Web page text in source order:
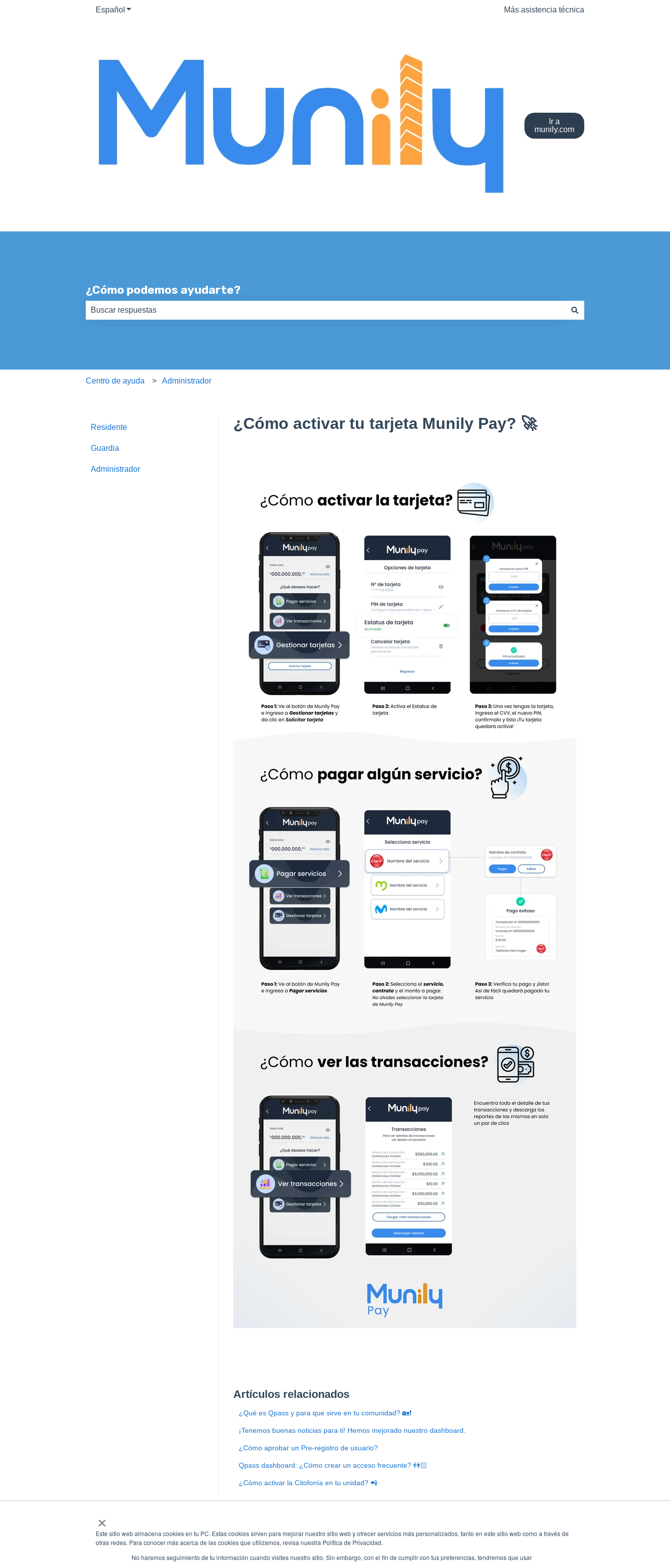
×
Este sitio web almacena cookies en tu PC. Estas cookies sirven para mejorar nuestro sitio web y ofrecer servicios más personalizados, tanto en este sitio web como a través de
otras redes. Para conocer más acerca de las cookies que utilizamos, revisa nuestra Política de Privacidad.
No haremos seguimiento de tu información cuando visites nuestro sitio. Sin embargo, con el fin de cumplir con tus preferencias, tendremos que usar
Español Traducciones de Mostrar submenú de Más asistencia técnica
Ir a
munily.com
¿Cómo podemos ayudarte?
Centro de ayuda Administrador
¿Cómo activar tu tarjeta Munily Pay? 🚀
Artículos relacionados
¿Qué es Qpass y para que sirve en tu comunidad? 🏡❗
¡Tenemos buenas noticias para ti! Hemos mejorado nuestro dashboard.
¿Cómo aprobar un Pre-registro de usuario?
Qpass dashboard: ¿Cómo crear un acceso frecuente? 👫🏻
¿Cómo activar la Citofonía en tu unidad? 📲
Residente
Guardia
Administrador